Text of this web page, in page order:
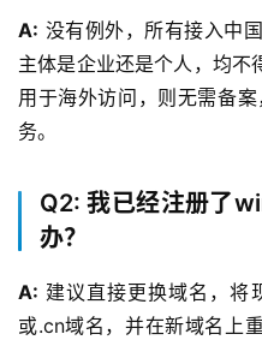
A: 没有例外，所有接入中
主体是企业还是个人，均不
用于海外访问，则无需备
务。
Q2: 我已经注册了
办？
A: 建议直接更换域名，将
或.cn域名，并在新域名上